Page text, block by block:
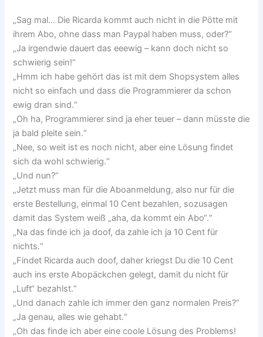
„Sag mal… Die Ricarda kommt auch nicht in die Pötte mit
ihrem Abo, ohne dass man Paypal haben muss, oder?“
„Ja irgendwie dauert das eeewig – kann doch nicht so
schwierig sein!“
„Hmm ich habe gehört das ist mit dem Shopsystem alles
nicht so einfach und dass die Programmierer da schon
ewig dran sind.“
„Oh ha, Programmierer sind ja eher teuer – dann müsste die
ja bald pleite sein.“
„Nee, so weit ist es noch nicht, aber eine Lösung findet
sich da wohl schwierig.“
„Und nun?“
„Jetzt muss man für die Aboanmeldung, also nur für die
erste Bestellung, einmal 10 Cent bezahlen, sozusagen
damit das System weiß „aha, da kommt ein Abo“.“
„Na das finde ich ja doof, da zahle ich ja 10 Cent für
nichts.“
„Findet Ricarda auch doof, daher kriegst Du die 10 Cent
auch ins erste Abopäckchen gelegt, damit du nicht für
„Luft“ bezahlst.“
„Und danach zahle ich immer den ganz normalen Preis?“
„Ja genau, alles wie gehabt.“
„Oh das finde ich aber eine coole Lösung des Problems!